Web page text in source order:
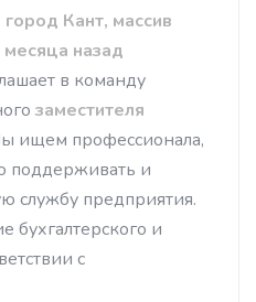
Кант, массив
назад
в команду
заместителя
ищем профессионала,
поддерживать и
службу предприятия.
бухгалтерского и
с